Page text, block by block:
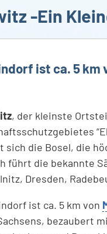
-Ein
ist ca. 5 km
, der kleinste
sich die Bosel, die
führt die bekannte
Dresden,
ist ca. 5 km von
bezaubert